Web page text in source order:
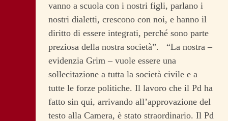
vanno a scuola con i nostri figli, parlano i
nostri dialetti, crescono con noi, e hanno il
diritto di essere integrati, perché sono parte
preziosa della nostra società”. “La nostra –
evidenzia Grim – vuole essere una
sollecitazione a tutta la società civile e a
tutte le forze politiche. Il lavoro che il Pd ha
fatto sin qui, arrivando all’approvazione del
testo alla Camera, è stato straordinario. Il Pd